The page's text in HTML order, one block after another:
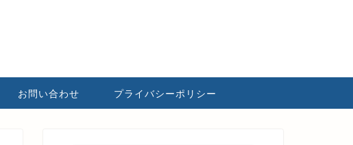
お問い合わせ プライバシーポリシー